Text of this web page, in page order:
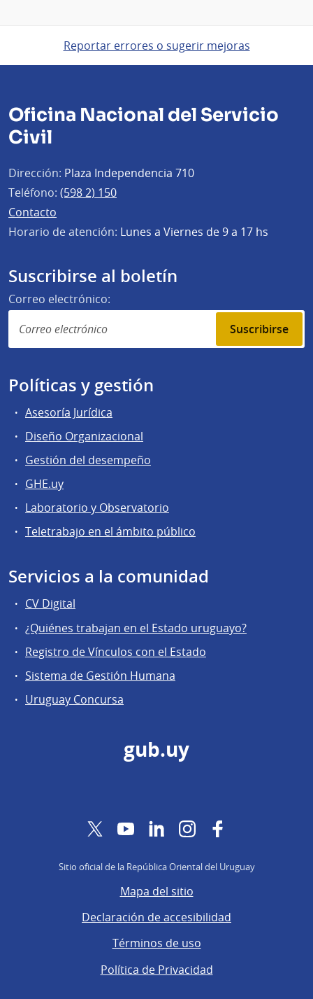
Reportar errores o sugerir mejoras
Oficina Nacional del Servicio
Civil
Dirección: Plaza Independencia 710
Teléfono: (598 2) 150
Contacto
Horario de atención: Lunes a Viernes de 9 a 17 hs
Suscribirse al boletín
Correo electrónico:
Suscribirse
Políticas y gestión
Asesoría Jurídica
Diseño Organizacional
Gestión del desempeño
GHE.uy
Laboratorio y Observatorio
Teletrabajo en el ámbito público
Servicios a la comunidad
CV Digital
¿Quiénes trabajan en el Estado uruguayo?
Registro de Vínculos con el Estado
Sistema de Gestión Humana
Uruguay Concursa
gub.uy
TwitterYouTubeLinkedInInstagram
Sitio oficial de la República Oriental del Uruguay
Mapa del sitio
Declaración de accesibilidad
Términos de uso
Política de Privacidad